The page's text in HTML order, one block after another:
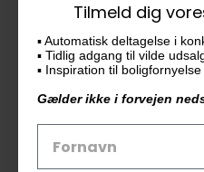
Langdalsvej
8220
Tlf. 33
CVR-nr.
Tilmeld dig
▪️ Automatisk deltagelse i
▪️ Tidlig adgang til vilde
▪️ Inspiration til
Gælder ikke i forvejen